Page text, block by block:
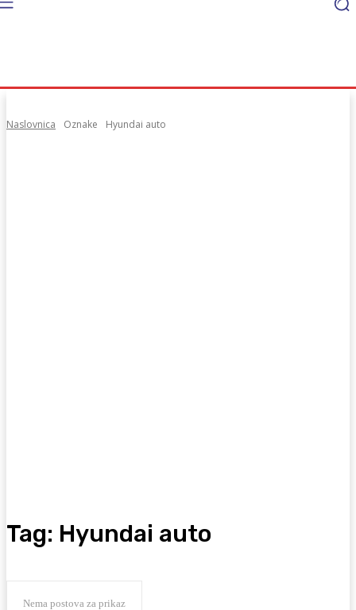
Naslovnica Oznake Hyundai auto
Tag: Hyundai auto
Nema postova za prikaz